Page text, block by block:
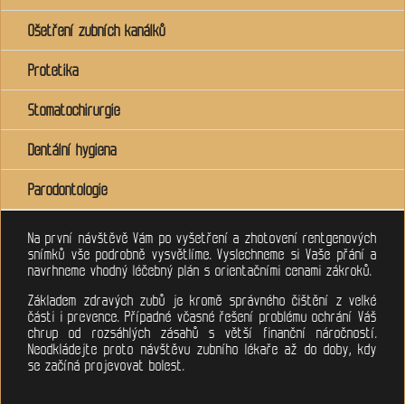
Ošetření zubních kanálků
Protetika
Stomatochirurgie
Dentální hygiena
Parodontologie
Na první návštěvě Vám po vyšetření a zhotovení rentgenových
snímků vše podrobně vysvětlíme. Vyslechneme si Vaše přání a
navrhneme vhodný léčebný plán s orientačními cenami zákroků.
Základem zdravých zubů je kromě správného čištění z velké
části i prevence. Případné včasné řešení problému ochrání Váš
chrup od rozsáhlých zásahů s větší finanční náročností.
Neodkládejte proto návštěvu zubního lékaře až do doby, kdy
se začíná projevovat bolest.